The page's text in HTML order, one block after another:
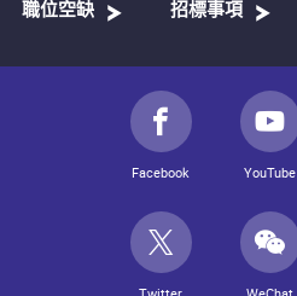
職位空缺 招標事項
Facebook YouTube